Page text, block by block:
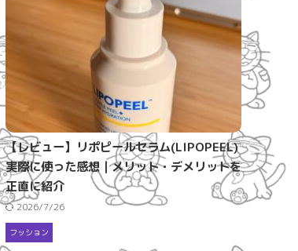
【レビュー】リポピールセラム(LIPOPEEL)
実際に使った感想｜メリット・デメリットを
正直に紹介
2026/7/26
フッション